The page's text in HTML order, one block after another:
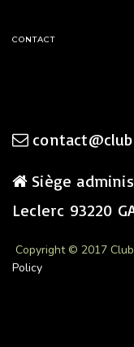
CONTACT
Siège
Leclerc 93220
Copyright © 2017
Policy